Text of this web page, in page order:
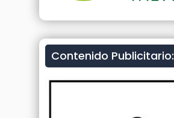
Contenido Publicitario: